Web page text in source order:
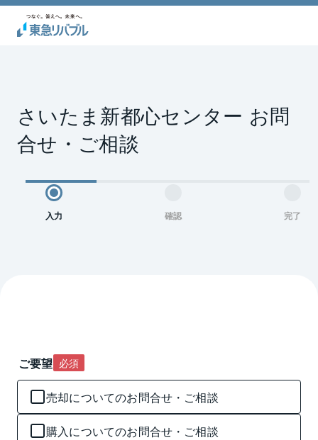
さいたま新都心センター お問
合せ・ご相談
入力 確認 完了
ご要望 必須
売却についてのお問合せ・ご相談
購入についてのお問合せ・ご相談